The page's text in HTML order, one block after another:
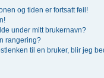
og tiden er fortsatt feil!
under mitt brukernavn?
rangering?
til en bruker, blir jeg